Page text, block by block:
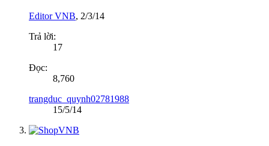
Editor VNB, 2/3/14
Trả lời:
17
Đọc:
8,760
trangduc_quynh02781988
15/5/14